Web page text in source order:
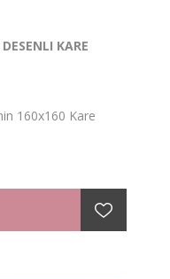
KARE
160x160 Kare